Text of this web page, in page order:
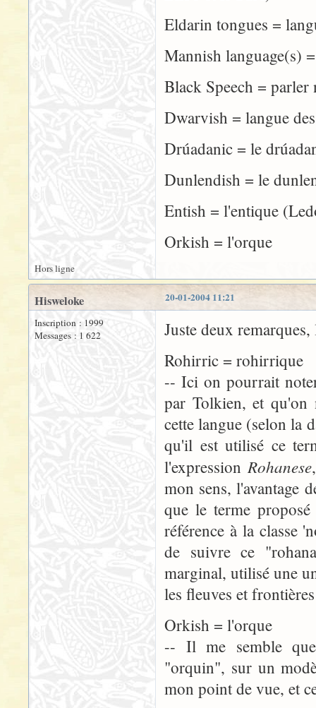
Eldarin tongues =
Mannish language(s)
Black Speech = parler
Dwarvish = langue
Drúadanic = le
Dunlendish = le
Entish = l'entique
Orkish = l'orque
Hors ligne
20-01-2004 11:21
Hisweloke
Inscription : 1999
Messages : 1 622
Juste deux
Rohirric = rohirrique
-- Ici on pourrait
par Tolkien, et qu'on
cette langue (selon la
qu'il est utilisé ce
l'expressionRohanese
mon sens, l'avantage
que le terme
référence à la classe
de suivre ce
marginal, utilisé une
les fleuves et
Orkish = l'orque
-- Il me semble
"orquin", sur un
mon point de vue, et